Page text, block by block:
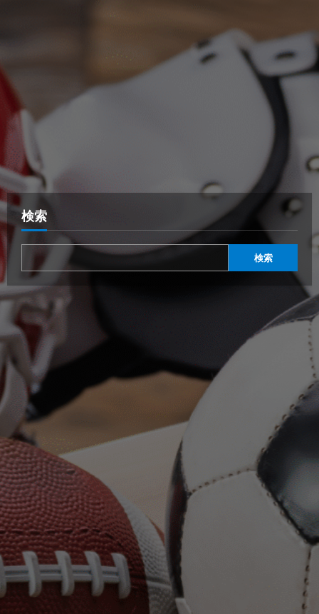
検索
検索